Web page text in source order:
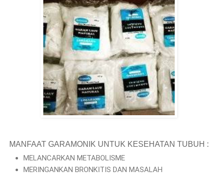
MANFAAT GARAMONIK UNTUK KESEHATAN TUBUH :
MELANCARKAN METABOLISME
MERINGANKAN BRONKITIS DAN MASALAH